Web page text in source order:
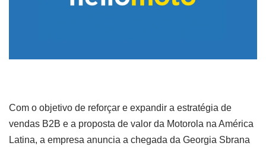
Com o objetivo de reforçar e expandir a estratégia de
vendas B2B e a proposta de valor da Motorola na América
Latina, a empresa anuncia a chegada da Georgia Sbrana